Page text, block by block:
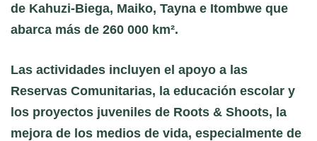
de Kahuzi-Biega, Maiko, Tayna e Itombwe que
abarca más de 260 000 km².
Las actividades incluyen el apoyo a las
Reservas Comunitarias, la educación escolar y
los proyectos juveniles de Roots & Shoots, la
mejora de los medios de vida, especialmente de